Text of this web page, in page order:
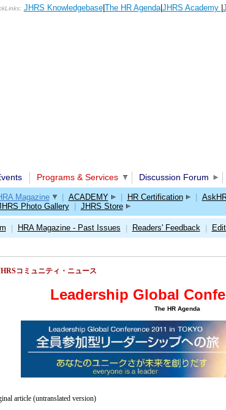
JHRS Knowledgebase| The HR Agenda|JHRS Academy
Programs & Services Discussion Forum
Magazine ACADEMY HR Certification
Photo Gallery JHRS Store
HRA Magazine - Past Issues Readers' Feedback
コミュニティ・ニュース
Leadership Global
The HR Agenda
article (untranslated version)